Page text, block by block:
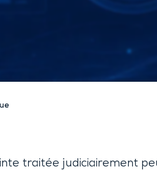
traitée judiciairement